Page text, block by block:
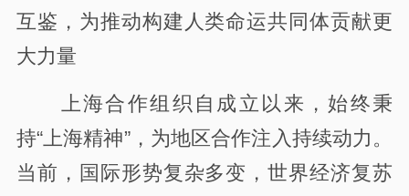
互鉴，为推动构建人类命运共同体贡献更
大力量
上海合作组织自成立以来，始终秉
持“上海精神”，为地区合作注入持续动力。
当前，国际形势复杂多变，世界经济复苏